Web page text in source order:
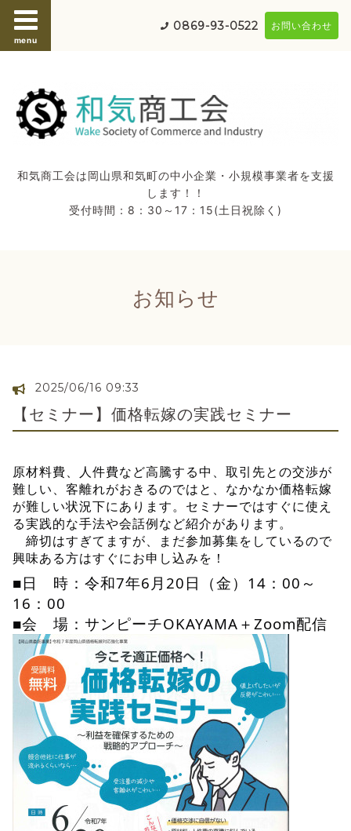
menu
0869-93-0522 お問い合わせ
和気商工会は岡山県和気町の中小企業・小規模事業者を支援
します！！
受付時間：8：30～17：15(土日祝除く)
お知らせ
2025/06/16 09:33
【セミナー】価格転嫁の実践セミナー
原材料費、人件費など高騰する中、取引先との交渉が
難しい、客離れがおきるのではと、なかなか価格転嫁
が難しい状況下にあります。セミナーではすぐに使え
る実践的な手法や会話例など紹介があります。
締切はすぎてますが、まだ参加募集をしているので
興味ある方はすぐにお申し込みを！
■日 時：令和7年6月20日（金）14：00～
16：00
■会 場：サンピーチOKAYAMA＋Zoom配信